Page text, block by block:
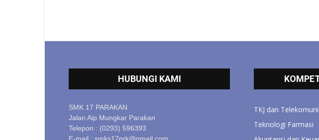
HUBUNGI KAMI
SMK 17 PARAKAN
Jalan Aip Mungkar Parakan
Telepon : (0293) 596393
TKJ dan
Teknologi Farmasi